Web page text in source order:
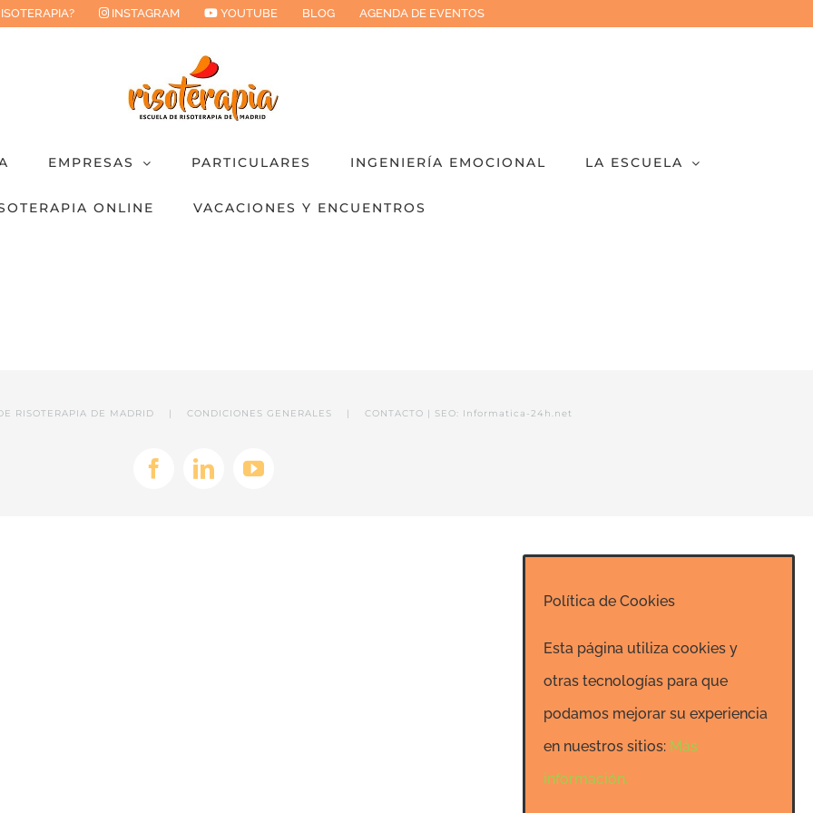
INSTAGRAM YOUTUBE BLOG AGENDA DE EVENTOS
EMPRESAS PARTICULARES INGENIERÍA EMOCIONAL LA ESCUELA
ONLINE VACACIONES Y ENCUENTROS
RISOTERAPIA DE MADRID | CONDICIONES GENERALES | CONTACTO | SEO: Informatica-24h.net
FacebookLinkedInYouTube
Política de Cookies
Esta página utiliza cookies y
otras tecnologías para que
podamos mejorar su experiencia
en nuestros sitios: Más
información.